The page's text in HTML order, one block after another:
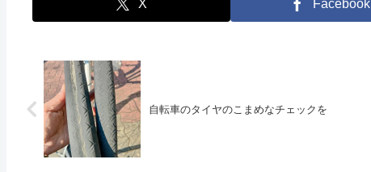
X Facebook
自転車のタイヤのこまめなチェックを